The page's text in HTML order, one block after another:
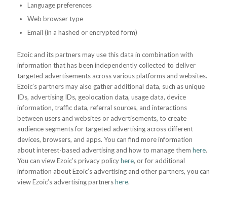
Language preferences
Web browser type
Email (in a hashed or encrypted form)
Ezoic and its partners may use this data in combination with
information that has been independently collected to deliver
targeted advertisements across various platforms and websites.
Ezoic’s partners may also gather additional data, such as unique
IDs, advertising IDs, geolocation data, usage data, device
information, traffic data, referral sources, and interactions
between users and websites or advertisements, to create
audience segments for targeted advertising across different
devices, browsers, and apps. You can find more information
about interest-based advertising and how to manage them here.
You can view Ezoic’s privacy policyhere, or for additional
information about Ezoic’s advertising and other partners, you can
view Ezoic’s advertising partnershere.